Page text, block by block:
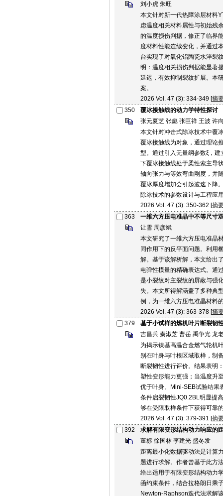
刘小虎 朱旺
本文针对新一代热障涂层材料
虑温度相关材料属性与初始残
的温度损伤判据，修正了临界
度材料性能连续变化，并通过
台实现了对氧化铝陶瓷水淬裂
明：温度相关损伤判据能显著
延迟，有效抑制裂纹扩展。本
案。
2026 Vol. 47 (3): 334-349 [摘
350
覆冰接触线的动力学特性探讨
张元夏芝 张彪 张巨祥 王波 许
本文针对冲击式除冰技术中覆
覆冰接触线为对象，通过理论
型。通过引入无量纲参数ξ，
下覆冰接触线处于柔性索主导
轴向张力与等效弯曲刚度，并
覆冰厚度增加会引起波速下降
除冰技术的参数设计与工程应
2026 Vol. 47 (3): 350-362 [摘
363
一维六方压电准晶中不等尺寸
让雪 周彦斌
本文研究了一维六方压电准晶
同作用下的反平面问题。利用
解。基于该解析解，本文给出
电弹性模量的精确表达式。通
是小裂纹对主裂纹的屏蔽与强
失。本文所得解涵盖了多种典
例，为一维六方压电准晶材料
2026 Vol. 47 (3): 363-378 [摘
379
基于小试样的燃机叶片断裂韧
吉昌兵 秦淑芝 曹岳 禹争光 龙
为揭示镍基高温合金燃气轮机
别在叶身与叶根区域取样，制
断裂韧性进行评价。结果表明
塑性变形能力更强；当温度升
优于叶身。Mini-SEB试验结
条件启裂韧性JQ0.2BL明显提
够在受限取样条件下获得可靠
2026 Vol. 47 (3): 379-391 [摘
392
求解有限变形结构动力响应的
董标 徐国林 李建光 盛冬发
距离最小化数据驱动法是计算
题进行求解。作者曾基于此方
给出适用于有限变形结构动力
函约束条件，结合拉格朗日乘
Newton-Raphson迭代法求解